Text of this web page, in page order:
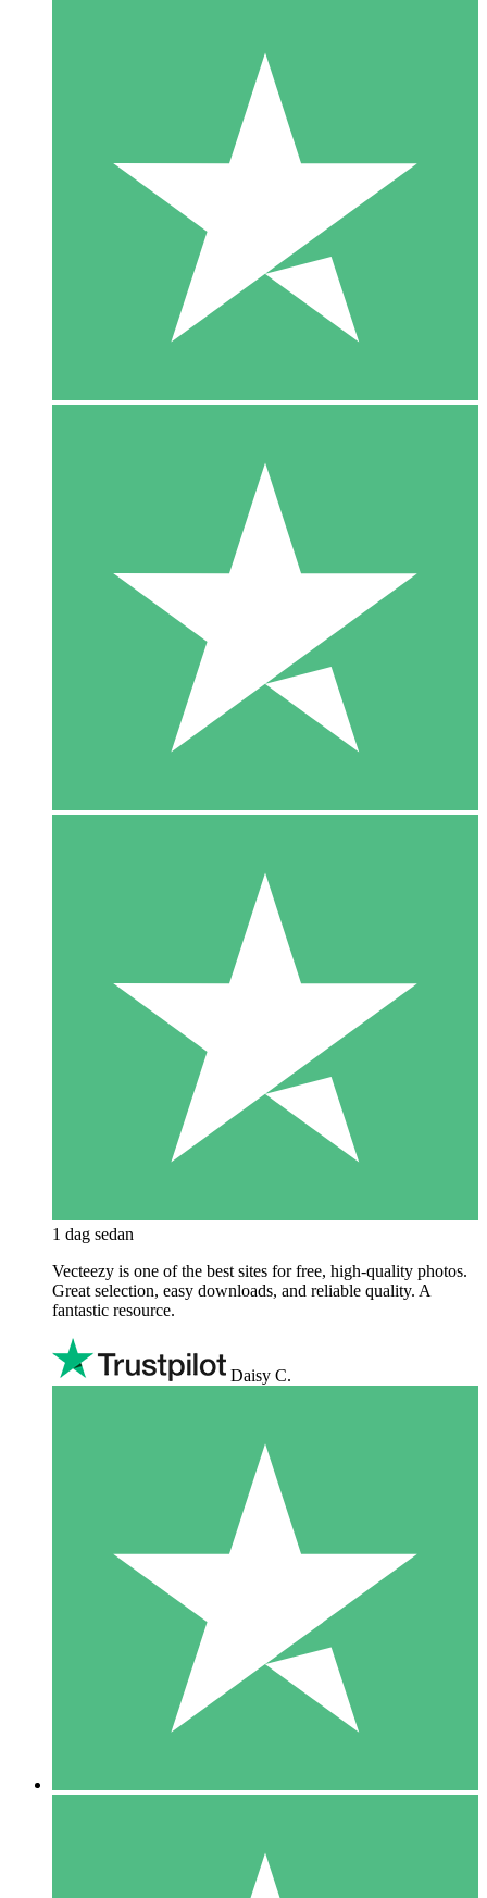
1 dag sedan
Vecteezy is one of the best sites for free, high‑quality photos.
Great selection, easy downloads, and reliable quality. A
fantastic resource.
Daisy C.